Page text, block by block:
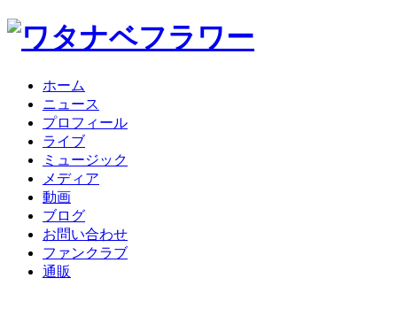
ホーム
ニュース
プロフィール
ライブ
ミュージック
メディア
動画
ブログ
お問い合わせ
ファンクラブ
通販